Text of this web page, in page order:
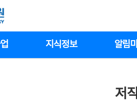
지식정보 알림
저